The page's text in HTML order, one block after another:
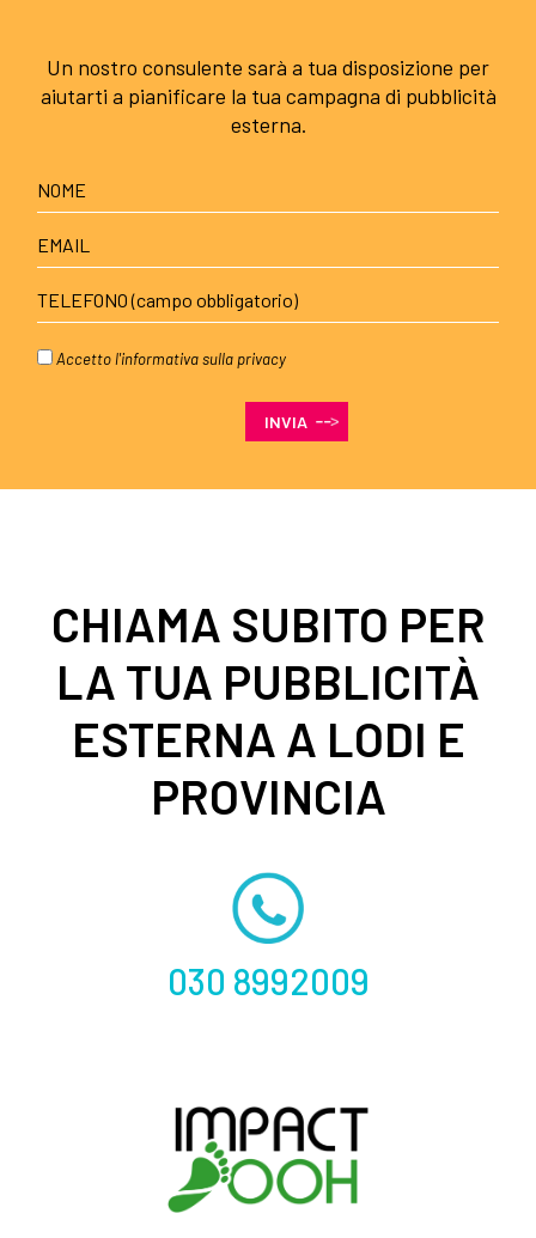
Un nostro consulente sarà a tua disposizione per
aiutarti a pianificare la tua campagna di pubblicità
esterna.
Accetto l'informativa sulla privacy
CHIAMA SUBITO PER
LA TUA PUBBLICITÀ
ESTERNA A LODI E
PROVINCIA
030 8992009